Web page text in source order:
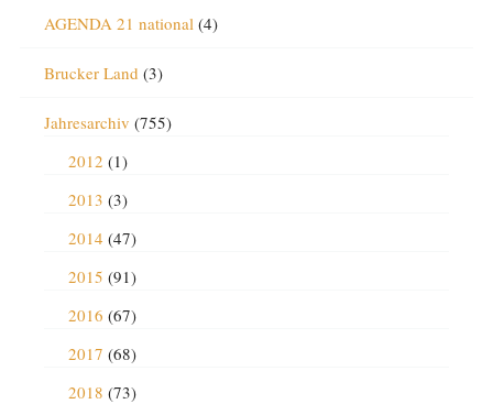
AGENDA 21 national (4)
Brucker Land (3)
Jahresarchiv (755)
2012 (1)
2013 (3)
2014 (47)
2015 (91)
2016 (67)
2017 (68)
2018 (73)